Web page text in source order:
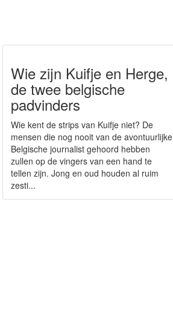
Wie zijn Kuifje en Herge,
de twee belgische
padvinders
Wie kent de strips van Kuifje niet? De
mensen die nog nooit van de avontuurlijke
Belgische journalist gehoord hebben
zullen op de vingers van een hand te
tellen zijn. Jong en oud houden al ruim
zesti...